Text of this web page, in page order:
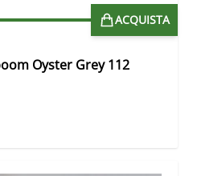
ACQUISTA
Oyster Grey 112